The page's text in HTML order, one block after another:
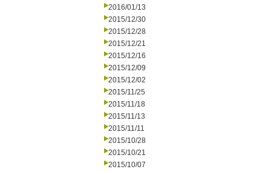
2016/01/13
2015/12/30
2015/12/28
2015/12/21
2015/12/16
2015/12/09
2015/12/02
2015/11/25
2015/11/18
2015/11/13
2015/11/11
2015/10/28
2015/10/21
2015/10/07